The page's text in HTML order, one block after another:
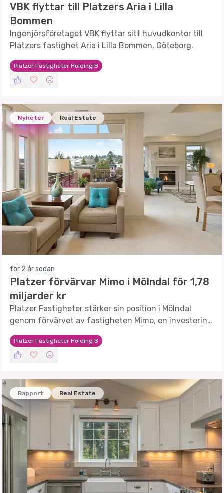
VBK flyttar till Platzers Aria i Lilla
Bommen
Ingenjörsföretaget VBK flyttar sitt huvudkontor till
Platzers fastighet Aria i Lilla Bommen, Göteborg.
Platzer Fastigheter Holding B
Nyheter Real Estate
för 2 år sedan
Platzer förvärvar Mimo i Mölndal för 1,78
miljarder kr
Platzer Fastigheter stärker sin position i Mölndal
genom förvärvet av fastigheten Mimo, en investering
som förväntas ge betydande hyresintäkter.
Platzer Fastigheter Holding B
Rapport Real Estate